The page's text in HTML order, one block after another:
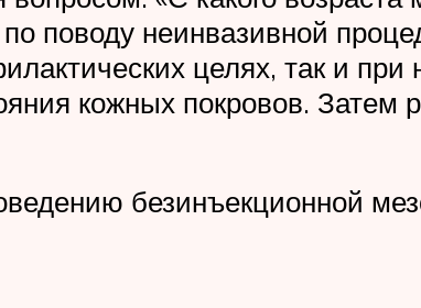
поводу неинвазивной
целях, так и
кожных покровов. Затем
безинъекционной